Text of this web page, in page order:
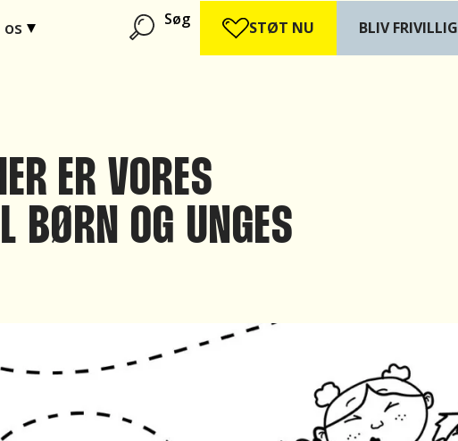
os Søg STØT NU BLIV FRIVILLIG
ER VORES
BØRN OG UNGES